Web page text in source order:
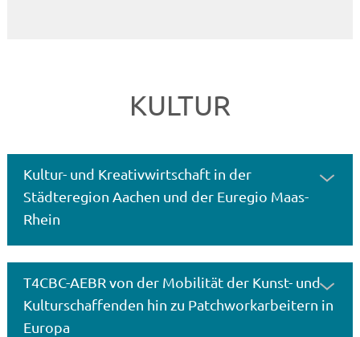
KULTUR
Kultur- und Kreativwirtschaft in der
Städteregion Aachen und der Euregio Maas-
Rhein
T4CBC-AEBR von der Mobilität der Kunst- und
Kulturschaffenden hin zu Patchworkarbeitern in
Europa